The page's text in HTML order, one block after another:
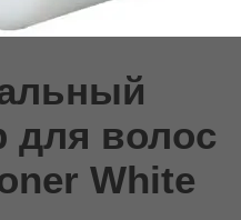
для волос
White